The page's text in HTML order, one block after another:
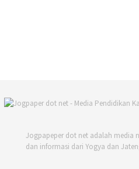
Jogpapeper dot net adalah media
dan informasi dari Yogya dan